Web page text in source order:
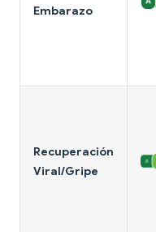
Embarazo
Recuperación
Viral/Gripe